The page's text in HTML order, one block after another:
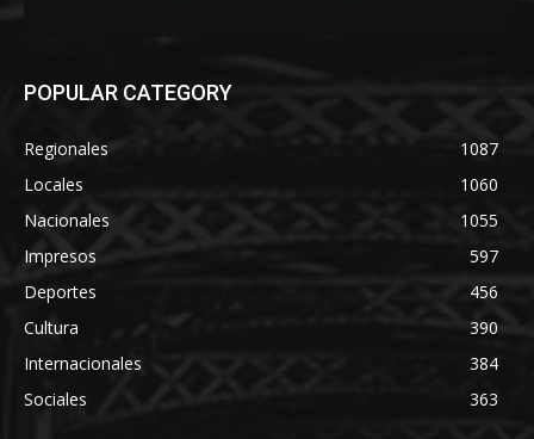
POPULAR CATEGORY
Regionales
1087
Locales
1060
Nacionales
1055
Impresos
597
Deportes
456
Cultura
390
Internacionales
384
Sociales
363